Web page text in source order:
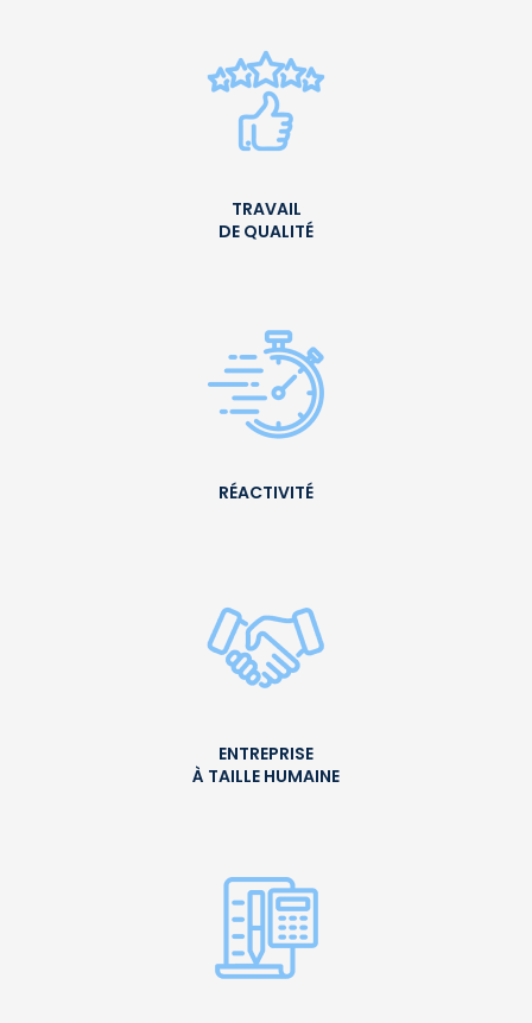
TRAVAIL
DE QUALITÉ
RÉACTIVITÉ
ENTREPRISE
À TAILLE HUMAINE